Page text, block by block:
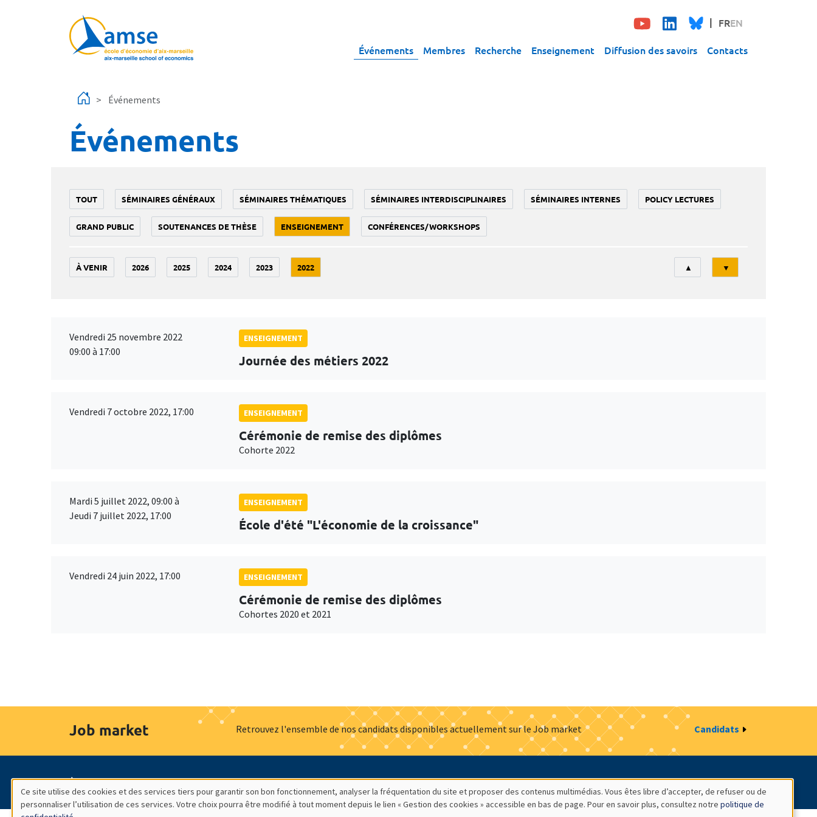
FREN
Événements Membres Recherche Enseignement Diffusion des savoirs Contacts
Événements
Événements
TOUT SÉMINAIRES GÉNÉRAUX SÉMINAIRES THÉMATIQUES SÉMINAIRES INTERDISCIPLINAIRES SÉMINAIRES INTERNES POLICY LECTURES
GRAND PUBLIC SOUTENANCES DE THÈSE ENSEIGNEMENT CONFÉRENCES/WORKSHOPS
À VENIR 2026 2025 2024 2023 2022
Tri
▲ ▼
Vendredi 25 novembre 2022
09:00 à 17:00
ENSEIGNEMENT
Journée des métiers 2022
Vendredi 7 octobre 2022, 17:00 ENSEIGNEMENT
Cérémonie de remise des diplômes
Cohorte 2022
Mardi 5 juillet 2022, 09:00 à
Jeudi 7 juillet 2022, 17:00
ENSEIGNEMENT
École d'été "L'économie de la croissance"
Vendredi 24 juin 2022, 17:00 ENSEIGNEMENT
Cérémonie de remise des diplômes
Cohortes 2020 et 2021
Job market Retrouvez l'ensemble de nos candidats disponibles actuellement sur le Job market Candidats
À propos Nos engagements Hommage à Actualités Offres d'emploi Presse Mentions légales Gestion des cookies Intranet
Ce site utilise des cookies et des services tiers pour garantir son bon fonctionnement, analyser la fréquentation du site et proposer des contenus multimédias. Vous êtes libre d’accepter, de refuser ou de
personnaliser l’utilisation de ces services. Votre choix pourra être modifié à tout moment depuis le lien « Gestion des cookies » accessible en bas de page. Pour en savoir plus, consultez notre politique de